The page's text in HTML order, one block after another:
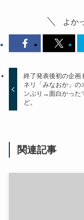
よか
終了発表後初の企画
ネリ「みなおか」の
ンぶり→面白かった
ど。
関連記事